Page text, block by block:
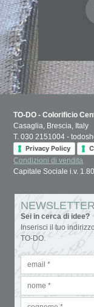
TO-DO - Colorificio
Casaglia, Brescia, Italy
T. 030 2151004 -
Privacy Policy
Condizioni di vendita
Capitale Sociale i.v.
NEWSLETTER
Sei in cerca di idee?
Inserisci il tuo
TO-DO.